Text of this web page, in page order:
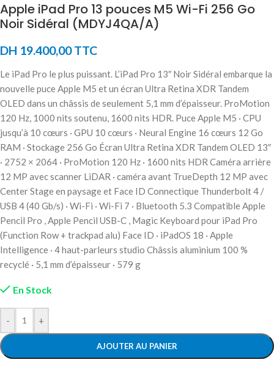
Apple iPad Pro 13 pouces M5 Wi-Fi 256 Go
Noir Sidéral (MDYJ4QA/A)
DH 19.400,00TTC
Le iPad Pro le plus puissant. L’iPad Pro 13″ Noir Sidéral embarque la
nouvelle puce Apple M5 et un écran Ultra Retina XDR Tandem
OLED dans un châssis de seulement 5,1 mm d’épaisseur. ProMotion
120 Hz, 1000 nits soutenu, 1600 nits HDR. Puce Apple M5 · CPU
jusqu’à 10 cœurs · GPU 10 cœurs · Neural Engine 16 cœurs 12 Go
RAM · Stockage 256 Go Écran Ultra Retina XDR Tandem OLED 13″
· 2752 × 2064 · ProMotion 120 Hz · 1600 nits HDR Caméra arrière
12 MP avec scanner LiDAR · caméra avant TrueDepth 12 MP avec
Center Stage en paysage et Face ID Connectique Thunderbolt 4 /
USB 4 (40 Gb/s) · Wi-Fi · Wi-Fi 7 · Bluetooth 5.3 Compatible Apple
Pencil Pro , Apple Pencil USB-C , Magic Keyboard pour iPad Pro
(Function Row + trackpad alu) Face ID · iPadOS 18 · Apple
Intelligence · 4 haut-parleurs studio Châssis aluminium 100 %
recyclé · 5,1 mm d’épaisseur · 579 g
En Stock
- +
AJOUTER AU PANIER